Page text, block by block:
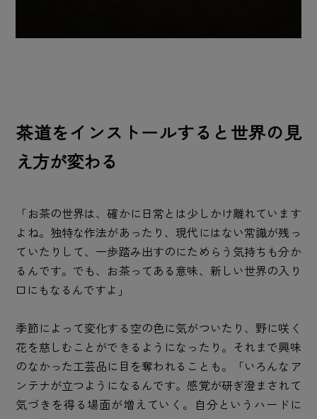
茶道をインストールすると世界の見
え方が変わる
「お茶の世界は、確かに日常とは少しかけ離れています
よね。独特な作法があったり、現代にはない常識が残っ
ていたりして、一歩踏み出すのにためらう気持ちも分か
るんです。でも、お茶ってある意味、新しい世界の入り
口にもなるんですよ」
季節によって変化する空の色に気がついたり、野に咲く
花を慈しむことができるようになったり。それまで興味
のなかった工芸品に目を奪われることも。「いろんなア
ンテナが立つようになるんです。感覚が研ぎ澄まされて
気づきを得る場面が増えていく。自分というハードに